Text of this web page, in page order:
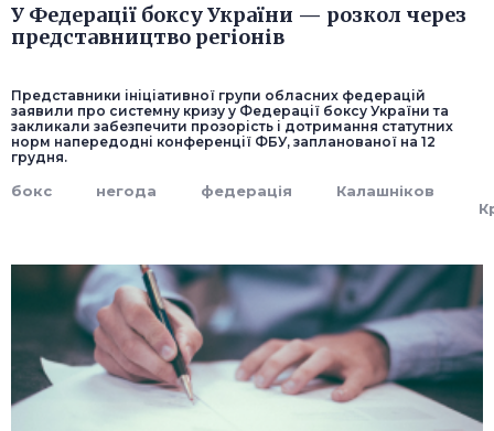
У Федерації боксу України — розкол через
представництво регіонів
Представники ініціативної групи обласних федерацій
заявили про системну кризу у Федерації боксу України та
закликали забезпечити прозорість і дотримання статутних
норм напередодні конференції ФБУ, запланованої на 12
грудня.
бокс негода федерація
Калашніков